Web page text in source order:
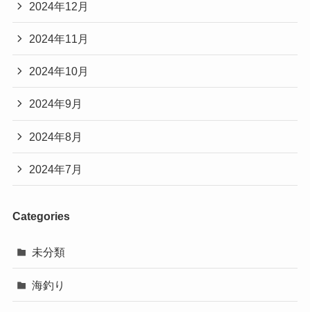
2024年12月
2024年11月
2024年10月
2024年9月
2024年8月
2024年7月
Categories
未分類
海釣り